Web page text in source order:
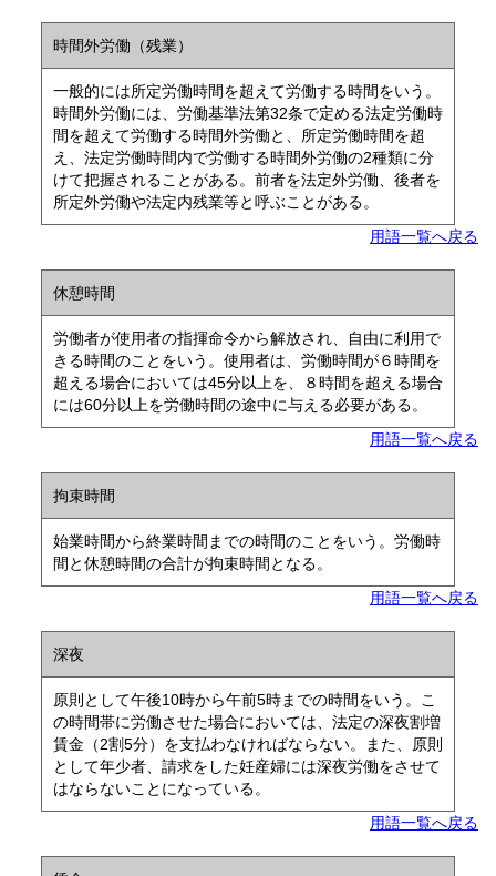
時間外労働（残業）
一般的には所定労働時間を超えて労働する時間をいう。
時間外労働には、労働基準法第32条で定める法定労働時
間を超えて労働する時間外労働と、所定労働時間を超
え、法定労働時間内で労働する時間外労働の2種類に分
けて把握されることがある。前者を法定外労働、後者を
所定外労働や法定内残業等と呼ぶことがある。
用語一覧へ戻る
休憩時間
労働者が使用者の指揮命令から解放され、自由に利用で
きる時間のことをいう。使用者は、労働時間が６時間を
超える場合においては45分以上を、８時間を超える場合
には60分以上を労働時間の途中に与える必要がある。
用語一覧へ戻る
拘束時間
始業時間から終業時間までの時間のことをいう。労働時
間と休憩時間の合計が拘束時間となる。
用語一覧へ戻る
深夜
原則として午後10時から午前5時までの時間をいう。こ
の時間帯に労働させた場合においては、法定の深夜割増
賃金（2割5分）を支払わなければならない。また、原則
として年少者、請求をした妊産婦には深夜労働をさせて
はならないことになっている。
用語一覧へ戻る